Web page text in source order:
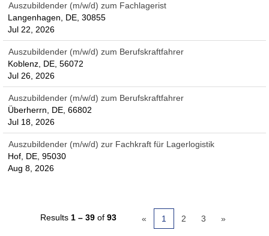
Auszubildender (m/w/d) zum Fachlagerist
Langenhagen, DE, 30855
Jul 22, 2026
Auszubildender (m/w/d) zum Berufskraftfahrer
Koblenz, DE, 56072
Jul 26, 2026
Auszubildender (m/w/d) zum Berufskraftfahrer
Überherrn, DE, 66802
Jul 18, 2026
Auszubildender (m/w/d) zur Fachkraft für Lagerlogistik
Hof, DE, 95030
Aug 8, 2026
Results 1 – 39 of 93 « 1 2 3 »